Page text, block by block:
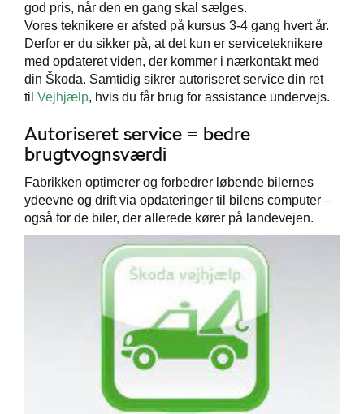
god pris, når den en gang skal sælges.
Vores teknikere er afsted på kursus 3-4 gang hvert år.
Derfor er du sikker på, at det kun er serviceteknikere
med opdateret viden, der kommer i nærkontakt med
din Škoda. Samtidig sikrer autoriseret service din ret
til Vejhjælp, hvis du får brug for assistance undervejs.
Autoriseret service = bedre
brugtvognsværdi
Fabrikken optimerer og forbedrer løbende bilernes
ydeevne og drift via opdateringer til bilens computer –
også for de biler, der allerede kører på landevejen.